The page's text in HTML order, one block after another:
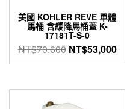
美國 KOHLER REVE 單體
馬桶 含緩降馬桶蓋 K-
17181T-S-0
NT$70,600 原
始
格：
NT$70,600。
NT$53,000目
前
格：